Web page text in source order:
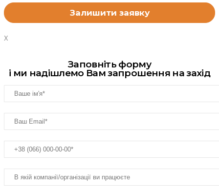
X
Заповніть форму
і ми надішлемо Вам запрошення на захід